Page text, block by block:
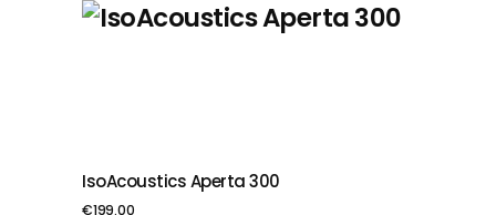
PIEVIENOT GROZAM
IsoAcoustics Aperta 300
€199.00